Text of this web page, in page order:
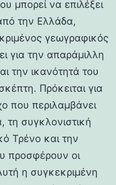
μπορεί να επιλέξει
την Ελλάδα,
γεωγραφικός
για την απαράμιλλη
την ικανότητά του
Πρόκειται για
που περιλαμβάνει
τη συγκλονιστική
Τρένο και την
προσφέρουν οι
η συγκεκριμένη